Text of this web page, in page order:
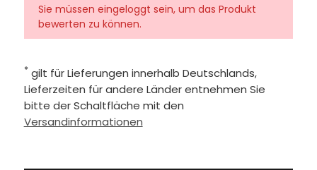
Sie müssen eingeloggt sein, um das Produkt
bewerten zu können.
* gilt für Lieferungen innerhalb Deutschlands,
Lieferzeiten für andere Länder entnehmen Sie
bitte der Schaltfläche mit den
Versandinformationen